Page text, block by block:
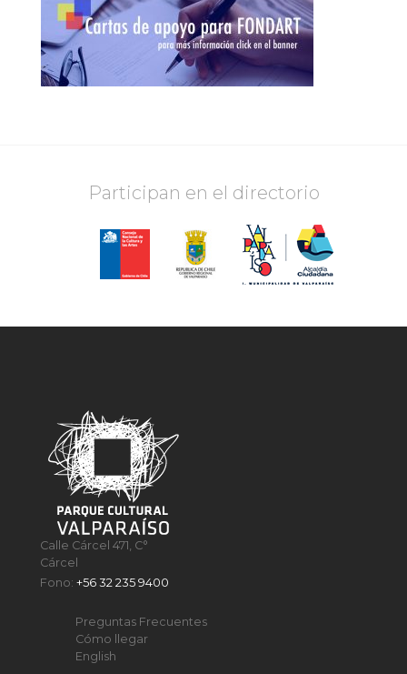
Participan en el directorio
Calle Cárcel 471, C°
Cárcel
Fono:+56 32 235 9400
Preguntas Frecuentes
Cómo llegar
English